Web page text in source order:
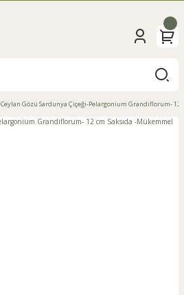
Ceylan Gözü Sardunya Çiçeği-Pelargonium Grandiflorum- 12